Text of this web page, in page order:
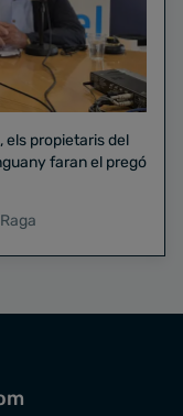
els propietaris del